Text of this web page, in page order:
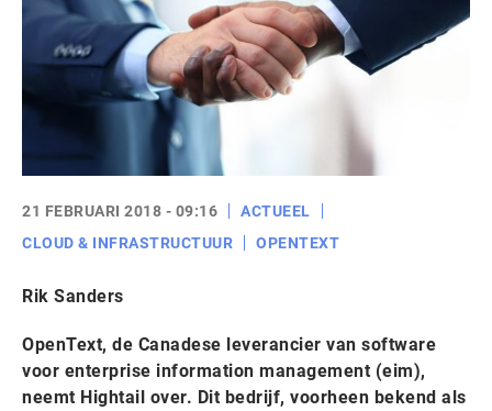
21 FEBRUARI 2018 - 09:16
ACTUEEL
CLOUD & INFRASTRUCTUUR
OPENTEXT
Rik Sanders
OpenText, de Canadese leverancier van software
voor enterprise information management (eim),
neemt Hightail over. Dit bedrijf, voorheen bekend als